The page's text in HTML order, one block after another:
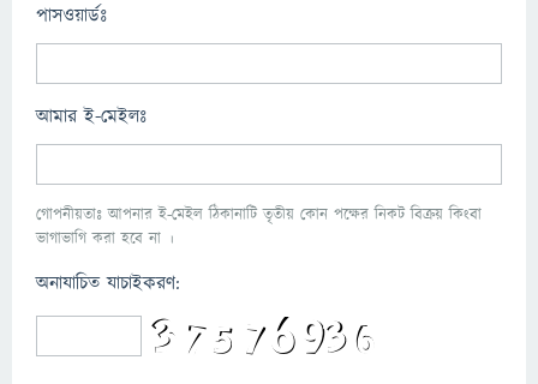
পাসওয়ার্ডঃ
আমার ই-মেইলঃ
গোপনীয়তাঃ আপনার ই-মেইল ঠিকানাটি তৃতীয় কোন পক্ষের নিকট বিক্রয় কিংবা
ভাগাভাগি করা হবে না ।
অনাযাচিত যাচাইকরণ: